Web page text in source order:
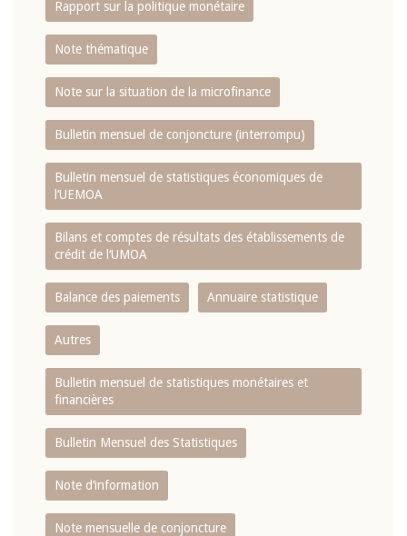
Rapport sur la politique monétaire
Note thématique
Note sur la situation de la microfinance
Bulletin mensuel de conjoncture (interrompu)
Bulletin mensuel de statistiques économiques de
l‘UEMOA
Bilans et comptes de résultats des établissements de
crédit de l‘UMOA
Balance des paiements Annuaire statistique
Autres
Bulletin mensuel de statistiques monétaires et
financières
Bulletin Mensuel des Statistiques
Note d’information
Note mensuelle de conjoncture